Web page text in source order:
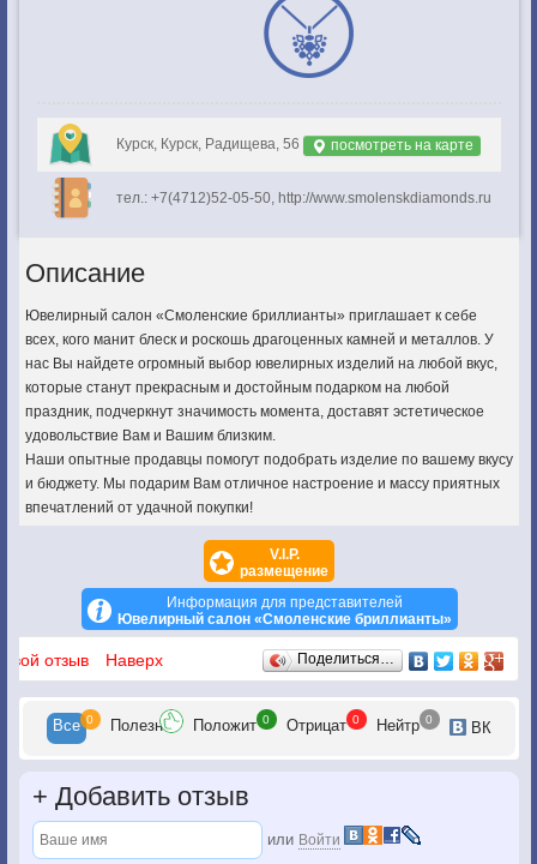
Курск, Курск, Радищева, 56 посмотреть на карте
тел.: +7(4712)52-05-50, http://www.smolenskdiamonds.ru
Описание
Ювелирный салон «Смоленские бриллианты» приглашает к себе
всех, кого манит блеск и роскошь драгоценных камней и металлов. У
нас Вы найдете огромный выбор ювелирных изделий на любой вкус,
которые станут прекрасным и достойным подарком на любой
праздник, подчеркнут значимость момента, доставят эстетическое
удовольствие Вам и Вашим близким.
Наши опытные продавцы помогут подобрать изделие по вашему вкусу
и бюджету. Мы подарим Вам отличное настроение и массу приятных
впечатлений от удачной покупки!
V.I.P.
размещение
Информация для представителей
Ювелирный салон «Смоленские бриллианты»
Отзывы
отзыв Наверх Поделиться…
Все 0 Полезн Положит 0 Отрицат 0 Нейтр 0 ВК
+ Добавить отзыв
или Войти